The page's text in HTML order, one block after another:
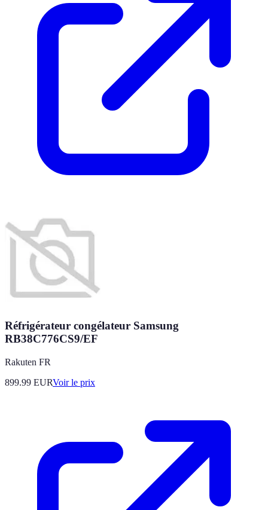
Réfrigérateur congélateur Samsung
RB38C776CS9/EF
Rakuten FR
899.99 EURVoir le prix